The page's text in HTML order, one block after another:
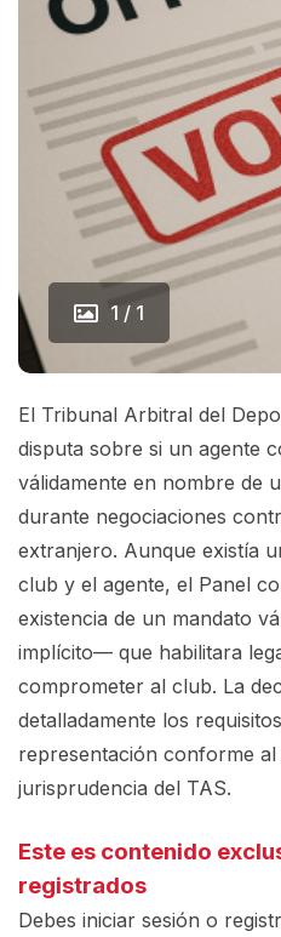
1 / 1
El Tribunal Arbitral del
disputa sobre si un agente
válidamente en nombre de
durante negociaciones
extranjero. Aunque existía
club y el agente, el Panel
existencia de un mandato
implícito— que habilitara
comprometer al club. La
detalladamente los
representación conforme
jurisprudencia del TAS.
Este es contenido
registrados
Debes iniciar sesión o